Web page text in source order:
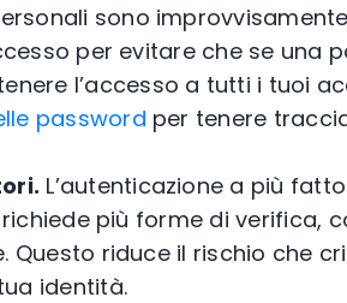
sono
per evitare che se una
l’accesso a tutti i tuoi
password per tenere
L’autenticazione a più
più forme di verifica,
riduce il rischio che
identità.